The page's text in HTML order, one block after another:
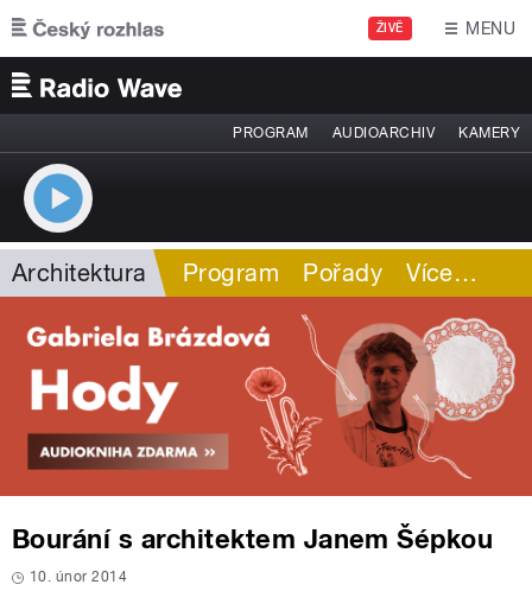
Přejít k hlavnímu obsahu
ŽIVĚ MENU
PROGRAM AUDIOARCHIV KAMERY
Architektura Program Pořady Více…
Bourání s architektem Janem Šépkou
10. únor 2014